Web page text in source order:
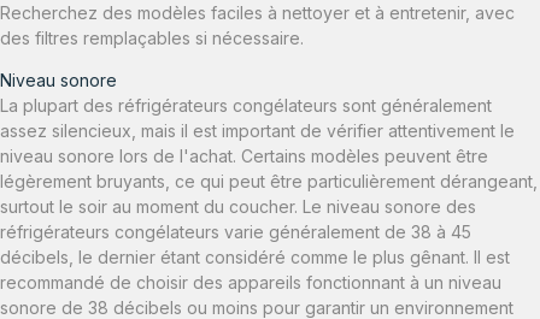
Recherchez des modèles faciles à nettoyer et à entretenir, avec
des filtres remplaçables si nécessaire.
Niveau sonore
La plupart des réfrigérateurs congélateurs sont généralement
assez silencieux, mais il est important de vérifier attentivement le
niveau sonore lors de l'achat. Certains modèles peuvent être
légèrement bruyants, ce qui peut être particulièrement dérangeant,
surtout le soir au moment du coucher. Le niveau sonore des
réfrigérateurs congélateurs varie généralement de 38 à 45
décibels, le dernier étant considéré comme le plus gênant. Il est
recommandé de choisir des appareils fonctionnant à un niveau
sonore de 38 décibels ou moins pour garantir un environnement